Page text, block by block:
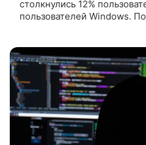
столкнулись 12%
пользователей Windows.